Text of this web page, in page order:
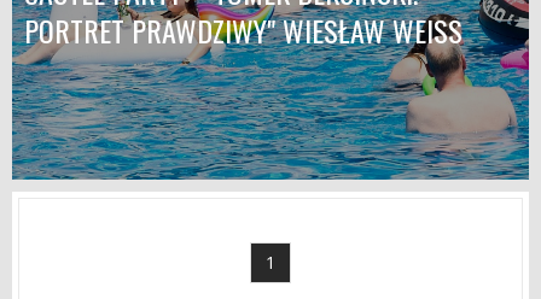
PORTRET PRAWDZIWY" WIESŁAW WEISS
1